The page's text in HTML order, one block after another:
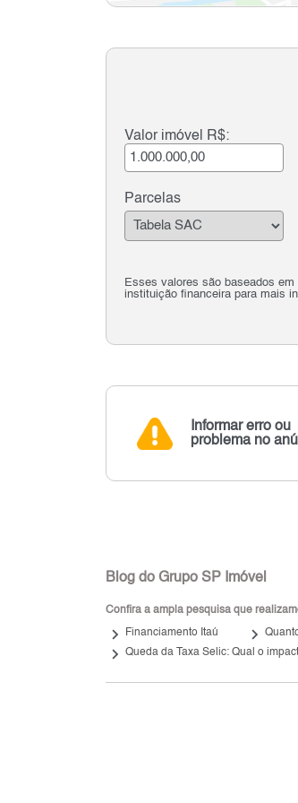
Valor imóvel R$:
Parcelas
Esses valores são baseados
instituição financeira para mais
Informar erro ou
problema no
Blog do Grupo SP Imóvel
Confira a ampla pesquisa que
keyboard_arrow_right Financiamento Itaú keyboard_arrow_right
keyboard_arrow_right Queda da Taxa Selic: Qual o